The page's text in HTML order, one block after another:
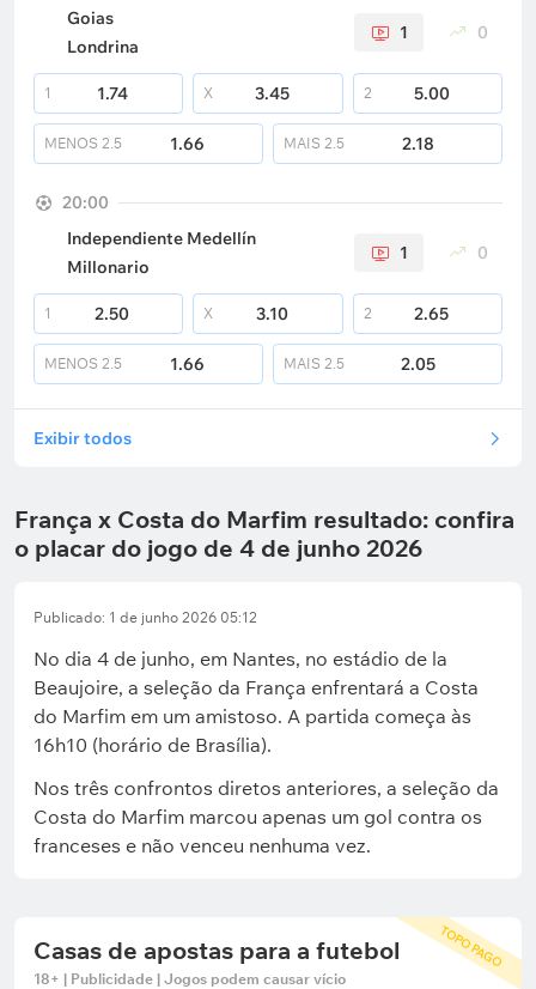
Goias
Londrina
1 0
1 1.74 X 3.45 2 5.00
MENOS 2.5 1.66 MAIS 2.5 2.18
20:00
Independiente Medellín
Millonario
1 0
1 2.50 X 3.10 2 2.65
MENOS 2.5 1.66 MAIS 2.5 2.05
Exibir todos
França x Costa do Marfim resultado: confira
o placar do jogo de 4 de junho 2026
Publicado: 1 de junho 2026 05:12
No dia 4 de junho, em Nantes, no estádio de la
Beaujoire, a seleção da França enfrentará a Costa
do Marfim em um amistoso. A partida começa às
16h10 (horário de Brasília).
Nos três confrontos diretos anteriores, a seleção da
Costa do Marfim marcou apenas um gol contra os
franceses e não venceu nenhuma vez.
TOPO PAGO
Casas de apostas para a futebol
18+ | Publicidade | Jogos podem causar vício